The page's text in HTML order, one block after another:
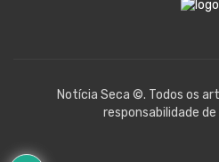
Notícia Seca ©. Todos os
responsabilidade